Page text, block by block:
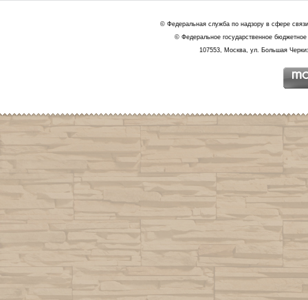
© Федеральная служба по надзору в сфере
© Федеральное государственное
107553, Москва, ул. Большая